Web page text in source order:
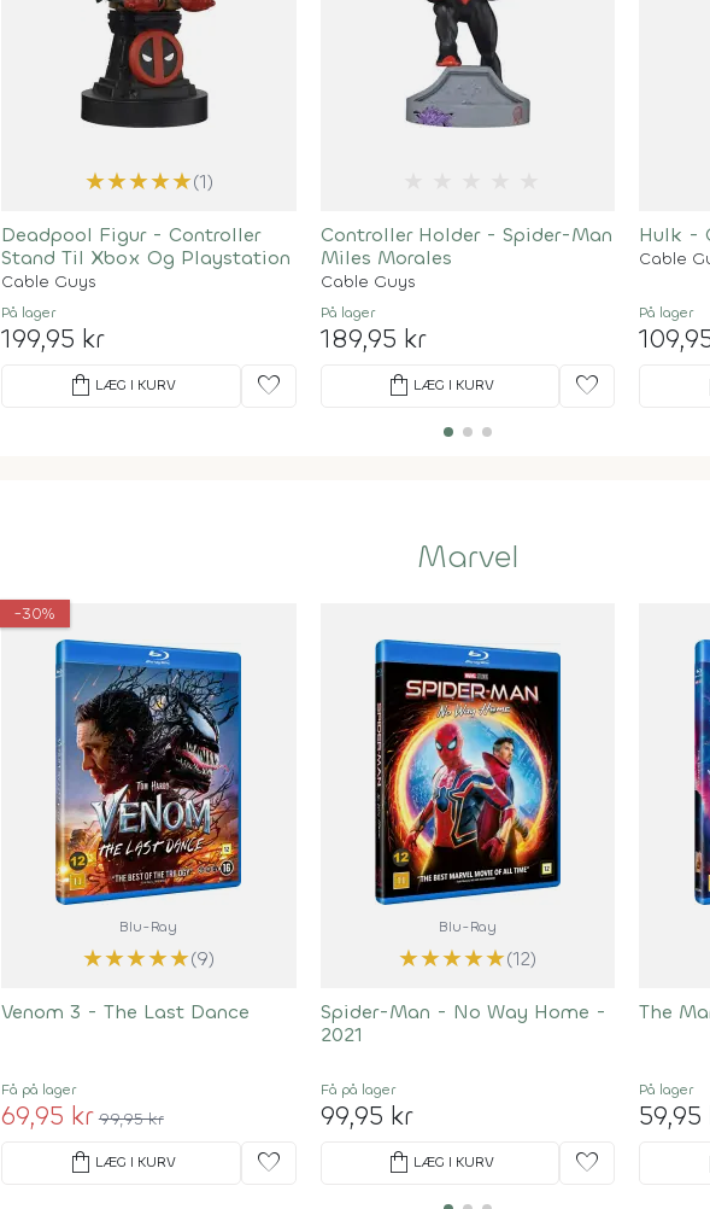
★★★★★(1)
Deadpool Figur - Controller
Stand Til Xbox Og Playstation
Cable Guys
På lager
199,95 kr
shopping_bag LÆG I KURV favorite
Controller Holder - Spider-Man
Miles Morales
Cable Guys
På lager
189,95 kr
shopping_bag LÆG I KURV favorite
Hulk -
Cable
På lager
Marvel
-30%
Blu-Ray
★★★★★(9)
Venom 3 - The Last Dance
Få på lager
69,95 kr 99,95 kr
shopping_bag LÆG I KURV favorite
Blu-Ray
★★★★★(12)
Spider-Man - No Way Home -
2021
Få på lager
99,95 kr
shopping_bag LÆG I KURV favorite
The
På lager
59,95